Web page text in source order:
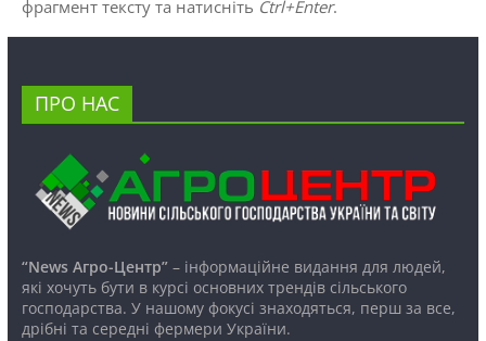
фрагмент тексту та натисніть Ctrl+Enter.
ПРО НАС
“News Агро-Центр”– інформаційне видання для людей,
які хочуть бути в курсі основних трендів сільського
господарства. У нашому фокусі знаходяться, перш за все,
дрібні та середні фермери України.